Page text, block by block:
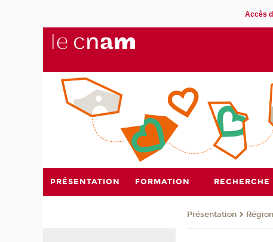
Accès
PRÉSENTATION FORMATION RECHERCHE
Présentation